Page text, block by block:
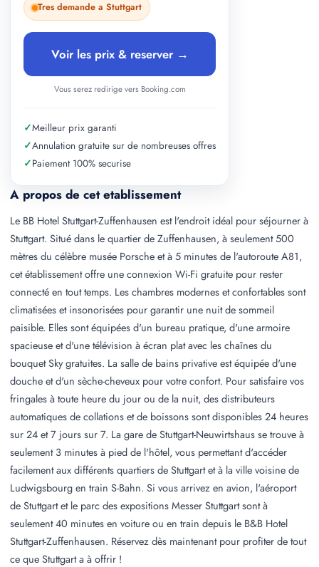
A propos de cet etablissement
Le BB Hotel Stuttgart-Zuffenhausen est l'endroit idéal pour séjourner à
Stuttgart. Situé dans le quartier de Zuffenhausen, à seulement 500
mètres du célèbre musée Porsche et à 5 minutes de l'autoroute A81,
cet établissement offre une connexion Wi-Fi gratuite pour rester
connecté en tout temps. Les chambres modernes et confortables sont
climatisées et insonorisées pour garantir une nuit de sommeil
paisible. Elles sont équipées d'un bureau pratique, d'une armoire
spacieuse et d'une télévision à écran plat avec les chaînes du
bouquet Sky gratuites. La salle de bains privative est équipée d'une
douche et d'un sèche-cheveux pour votre confort. Pour satisfaire vos
fringales à toute heure du jour ou de la nuit, des distributeurs
automatiques de collations et de boissons sont disponibles 24 heures
sur 24 et 7 jours sur 7. La gare de Stuttgart-Neuwirtshaus se trouve à
seulement 3 minutes à pied de l'hôtel, vous permettant d'accéder
facilement aux différents quartiers de Stuttgart et à la ville voisine de
Ludwigsbourg en train S-Bahn. Si vous arrivez en avion, l'aéroport
de Stuttgart et le parc des expositions Messer Stuttgart sont à
seulement 40 minutes en voiture ou en train depuis le B&B Hotel
Stuttgart-Zuffenhausen. Réservez dès maintenant pour profiter de tout
ce que Stuttgart a à offrir !
Tres demande a Stuttgart
Voir les prix & reserver →
Vous serez redirige vers Booking.com
✓Meilleur prix garanti
✓Annulation gratuite sur de nombreuses offres
✓Paiement 100% securise